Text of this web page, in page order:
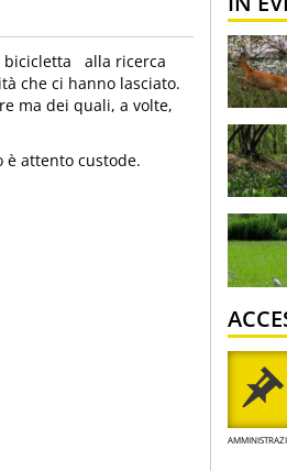
bicicletta alla ricerca
che ci hanno lasciato.
ma dei quali, a volte,
è attento custode.